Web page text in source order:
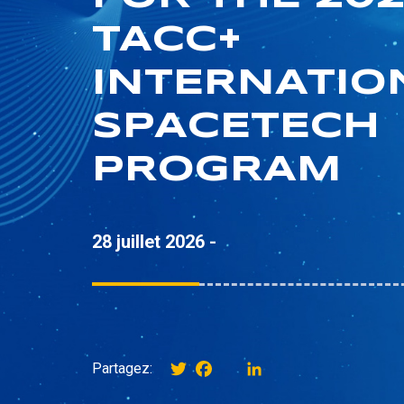
TACC+
SPACETECH
PROGRAM
28 juillet 2026 -
Partagez: TwitterFacebook
instagram